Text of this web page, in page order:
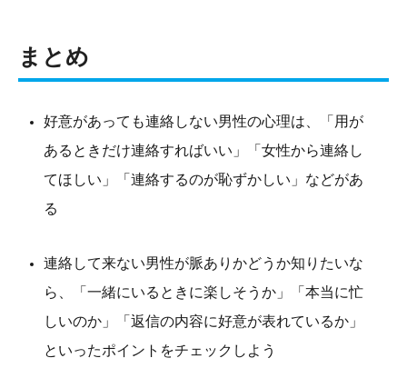
まとめ
好意があっても連絡しない男性の心理は、「用が
あるときだけ連絡すればいい」「女性から連絡し
てほしい」「連絡するのが恥ずかしい」などがあ
る
連絡して来ない男性が脈ありかどうか知りたいな
ら、「一緒にいるときに楽しそうか」「本当に忙
しいのか」「返信の内容に好意が表れているか」
といったポイントをチェックしよう